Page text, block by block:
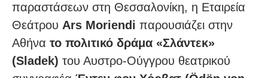
παραστάσεων στη Θεσσαλονίκη, η Εταιρεία
Θεάτρου Ars Moriendi παρουσιάζει στην
Αθήνα το πολιτικό δράμα «Σλάντεκ»
(Sladek) του Αυστρο-Ούγγρου θεατρικού